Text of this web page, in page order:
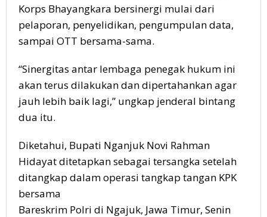
Korps Bhayangkara bersinergi mulai dari
pelaporan, penyelidikan, pengumpulan data,
sampai OTT bersama-sama.
“Sinergitas antar lembaga penegak hukum ini
akan terus dilakukan dan dipertahankan agar
jauh lebih baik lagi,” ungkap jenderal bintang
dua itu.
Diketahui, Bupati Nganjuk Novi Rahman
Hidayat ditetapkan sebagai tersangka setelah
ditangkap dalam operasi tangkap tangan KPK
bersama
Bareskrim Polri di Ngajuk, Jawa Timur, Senin